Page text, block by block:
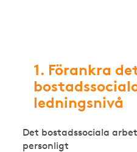
1. Förankra
ledningsnivå
Det bostadssociala
personligt